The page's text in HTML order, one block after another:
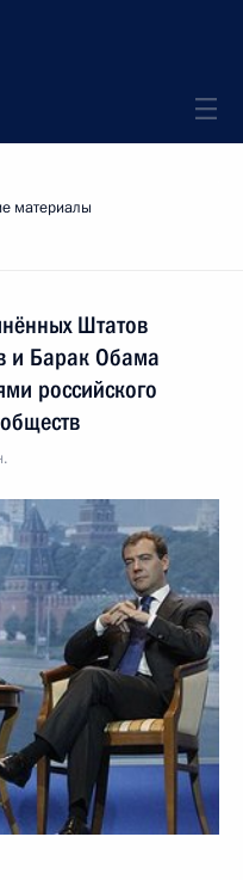
материалы
Штатов
и Барак Обама
российского